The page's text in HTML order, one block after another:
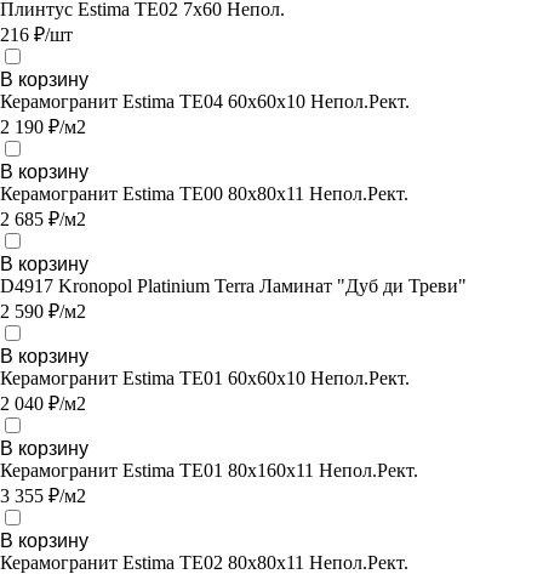
Плинтус Estima TE02 7x60 Непол.
216 ₽/шт
В корзину
Керамогранит Estima TE04 60x60x10 Непол.Рект.
2 190 ₽/м2
В корзину
Керамогранит Estima TE00 80x80x11 Непол.Рект.
2 685 ₽/м2
В корзину
D4917 Kronopol Platinium Terra Ламинат "Дуб ди Треви"
2 590 ₽/м2
В корзину
Керамогранит Estima TE01 60x60x10 Непол.Рект.
2 040 ₽/м2
В корзину
Керамогранит Estima TE01 80x160x11 Непол.Рект.
3 355 ₽/м2
В корзину
Керамогранит Estima TE02 80x80x11 Непол.Рект.